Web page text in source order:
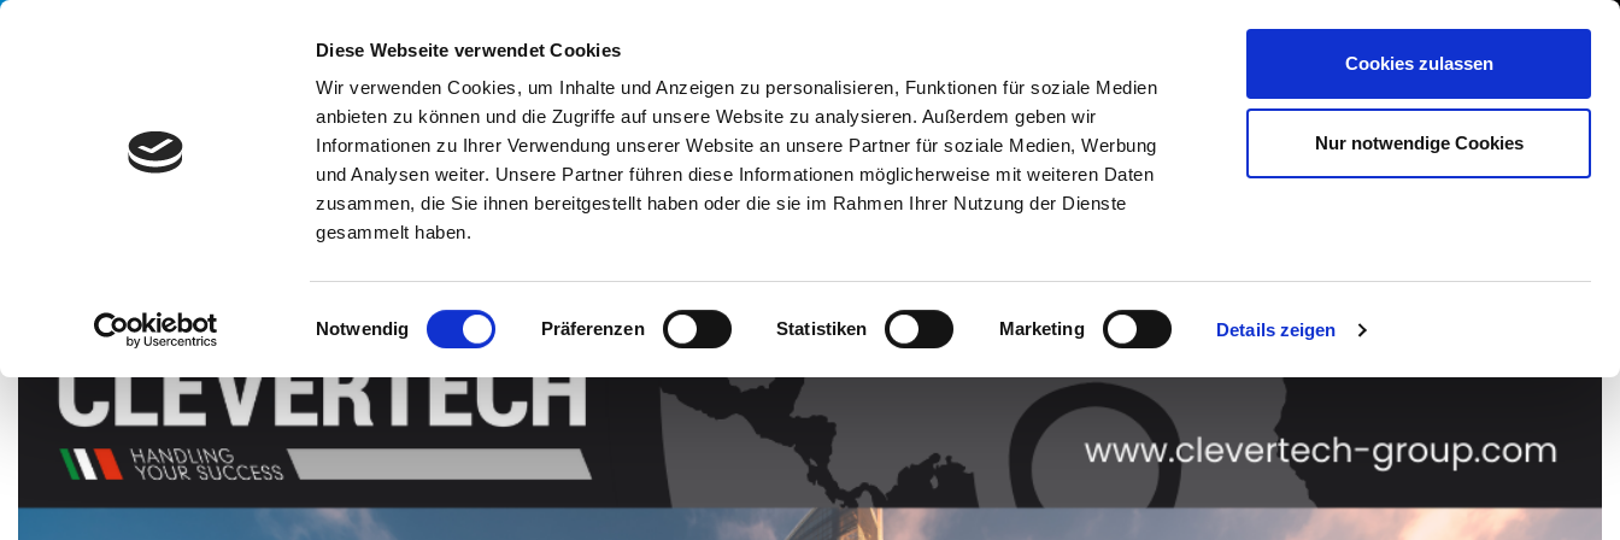
Diese Webseite verwendet Cookies
Wir verwenden Cookies, um Inhalte und Anzeigen zu personalisieren, Funktionen für soziale Medien
anbieten zu können und die Zugriffe auf unsere Website zu analysieren. Außerdem geben wir
Informationen zu Ihrer Verwendung unserer Website an unsere Partner für soziale Medien, Werbung
und Analysen weiter. Unsere Partner führen diese Informationen möglicherweise mit weiteren Daten
zusammen, die Sie ihnen bereitgestellt haben oder die sie im Rahmen Ihrer Nutzung der Dienste
gesammelt haben.
i
i
l
i
Notwendig Präferenzen Statistiken Marketing Details zeigen
Cookies zulassen
Nur notwendige Cookies
Whistleblowing International/Deutsch
UNTERNEHMEN SYSTEMEN VIDEO BLOG CASE HISTORY DIENSTLEISTUNGEN
GULFOOD DUBAI